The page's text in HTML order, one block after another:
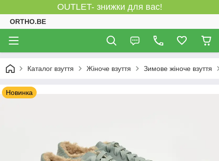
OUTLET- знижки для вас!
ORTHO.BE
Каталог взуття Жіноче взуття Зимове жіноче взуття
Новинка